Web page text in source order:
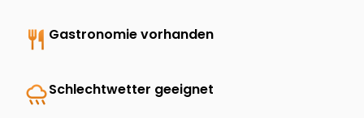
restaurant Gastronomie vorhanden
rainySchlechtwetter geeignet